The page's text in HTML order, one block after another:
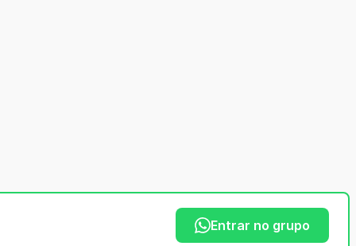
Entrar no grupo